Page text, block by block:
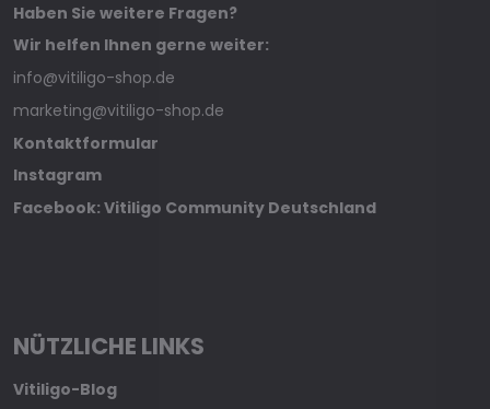
Haben Sie weitere Fragen?
Wir helfen Ihnen gerne weiter:
info@vitiligo-shop.de
marketing@vitiligo-shop.de
Kontaktformular
Instagram
Facebook: Vitiligo Community Deutschland
NÜTZLICHE LINKS
Vitiligo-Blog